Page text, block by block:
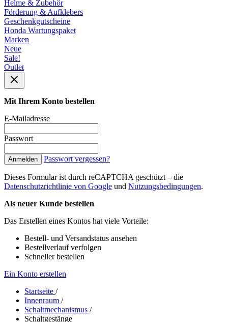
Helme & Zubehör
Förderung & Aufklebers
Geschenkgutscheine
Honda Wartungspaket
Marken
Neue
Sale!
Outlet
Mit Ihrem Konto bestellen
E-Mailadresse
Passwort
Anmelden Passwort vergessen?
Dieses Formular ist durch reCAPTCHA geschützt – die
Datenschutzrichtlinie von Google und Nutzungsbedingungen.
Als neuer Kunde bestellen
Das Erstellen eines Kontos hat viele Vorteile:
Bestell- und Versandstatus ansehen
Bestellverlauf verfolgen
Schneller bestellen
Ein Konto erstellen
Startseite /
Innenraum /
Schaltmechanismus /
Schaltgestänge